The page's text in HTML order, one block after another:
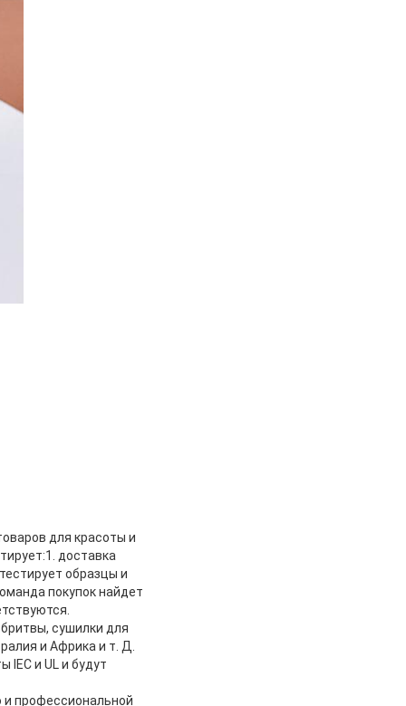
для красоты и
доставка
образцы и
покупок найдет
сушилки для
и Африка и т. Д.
IEC и UL и будут
профессиональной